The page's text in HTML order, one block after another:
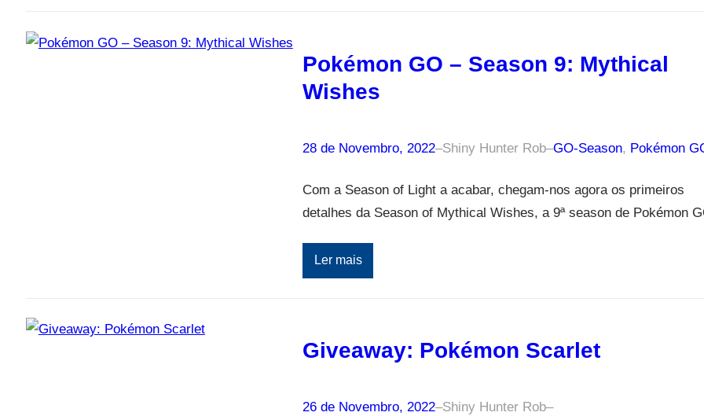
Pokémon GO – Season 9: Mythical
Wishes
28 de Novembro, 2022–Shiny Hunter Rob–GO-Season, Pokémon
Com a Season of Light a acabar, chegam-nos agora os primeiros
detalhes da Season of Mythical Wishes, a 9ª season de Pokémon
Ler mais
Giveaway: Pokémon Scarlet
26 de Novembro, 2022–Shiny Hunter Rob–